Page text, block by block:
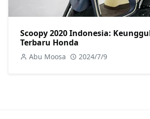
Scoopy 2020 Indonesia:
Terbaru Honda
Abu Moosa 2024/7/9